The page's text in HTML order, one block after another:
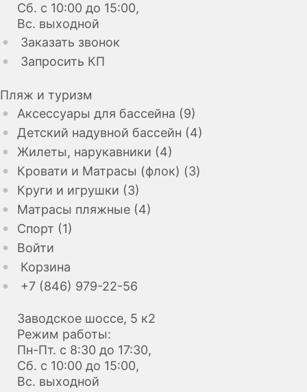
Сб. с 10:00 до 15:00,
Вс. выходной
Заказать звонок
Запросить КП
Пляж и туризм
Аксессуары для бассейна (9)
Детский надувной бассейн (4)
Жилеты, нарукавники (4)
Кровати и Матрасы (флок) (3)
Круги и игрушки (3)
Матрасы пляжные (4)
Спорт (1)
Войти
Корзина
+7 (846) 979-22-56
Заводское шоссе, 5 к2
Режим работы:
Пн-Пт. с 8:30 до 17:30,
Сб. с 10:00 до 15:00,
Вс. выходной